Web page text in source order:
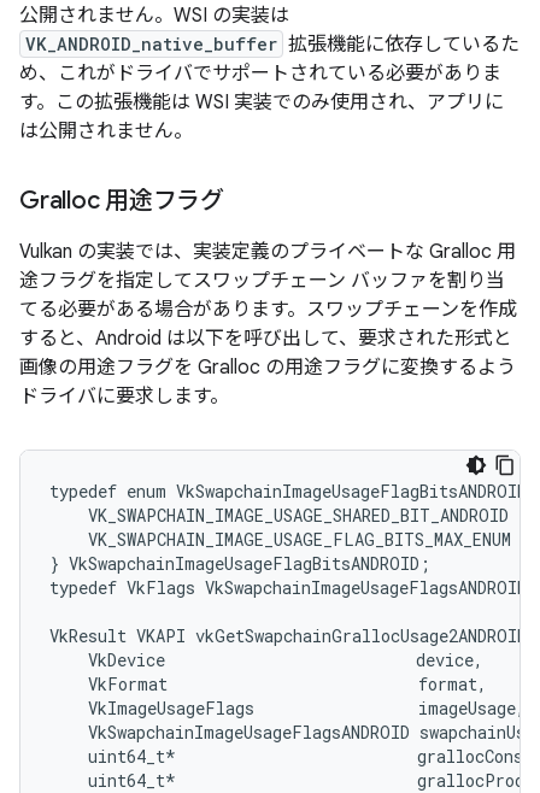
公開されません。WSI の実装は
VK_ANDROID_native_buffer 拡張機能に依存しているた
め、これがドライバでサポートされている必要がありま
す。この拡張機能は WSI 実装でのみ使用され、アプリに
は公開されません。
Gralloc 用途フラグ
Vulkan の実装では、実装定義のプライベートな Gralloc 用
途フラグを指定してスワップチェーン バッファを割り当
てる必要がある場合があります。スワップチェーンを作成
すると、Android は以下を呼び出して、要求された形式と
画像の用途フラグを Gralloc の用途フラグに変換するよう
ドライバに要求します。
typedef enum VkSwapchainImageUsageFlagBitsANDROID
VK_SWAPCHAIN_IMAGE_USAGE_SHARED_BIT_ANDROID =
VK_SWAPCHAIN_IMAGE_USAGE_FLAG_BITS_MAX_ENUM
} VkSwapchainImageUsageFlagBitsANDROID;
typedef VkFlags VkSwapchainImageUsageFlagsANDROID;
VkResult VKAPI vkGetSwapchainGrallocUsage2ANDROID(
    VkDevice                          device,
    VkFormat                          format,
    VkImageUsageFlags                 imageUsage,
VkSwapchainImageUsageFlagsANDROID
uint64_t*
uint64_t*